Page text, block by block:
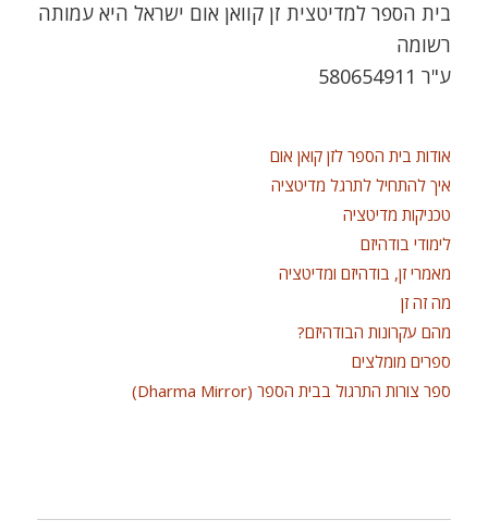
בית הספר למדיטצית זן קוואן אום ישראל היא עמותה
רשומה
ע"ר 580654911
אודות בית הספר לזן קואן אום
איך להתחיל לתרגל מדיטציה
טכניקות מדיטציה
לימודי בודהיזם
מאמרי זן, בודהיזם ומדיטציה
מה זה זן
מהם עקרונות הבודהיזם?
ספרים מומלצים
ספר צורות התרגול בבית הספר (Dharma Mirror)